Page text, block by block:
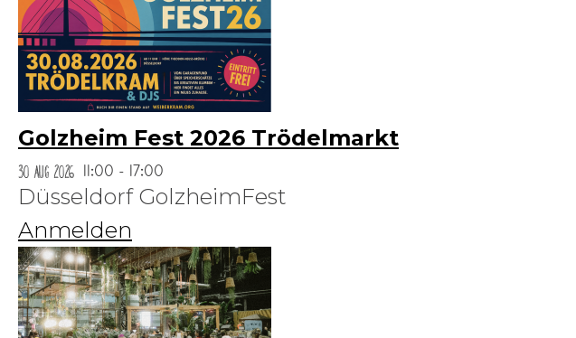
Golzheim Fest 2026 Trödelmarkt
30 Aug 2026 11:00 - 17:00
Düsseldorf GolzheimFest
Anmelden